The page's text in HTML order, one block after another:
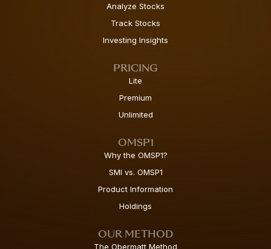
Analyze Stocks
Track Stocks
Investing Insights
PRICING
Lite
Premium
Unlimited
OMSP1
Why the OMSP1?
SMI vs. OMSP1
Product Information
Holdings
OUR METHOD
The Obermatt Method